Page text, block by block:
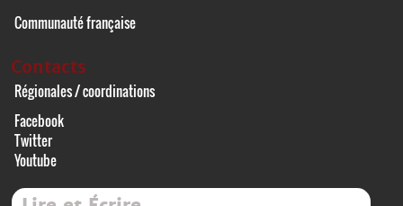
Communauté française
Contacts
Régionales / coordinations
Facebook
Twitter
Youtube